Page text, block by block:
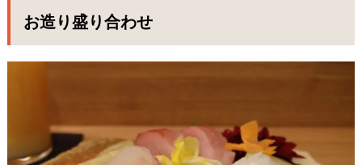
お造り盛り合わせ